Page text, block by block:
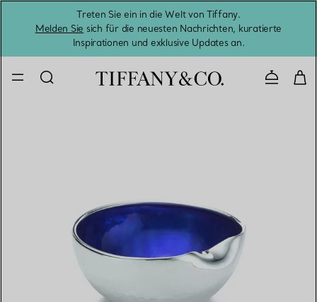
Treten Sie ein in die Welt von Tiffany.
Melden Sie sich für die neuesten Nachrichten, kuratierte
Inspirationen und exklusive Updates an.